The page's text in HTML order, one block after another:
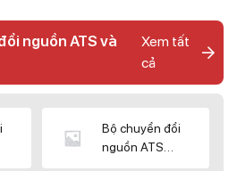
nguồn ATS và
Xem tất
cả
Bộ chuyển đổi
nguồn ATS